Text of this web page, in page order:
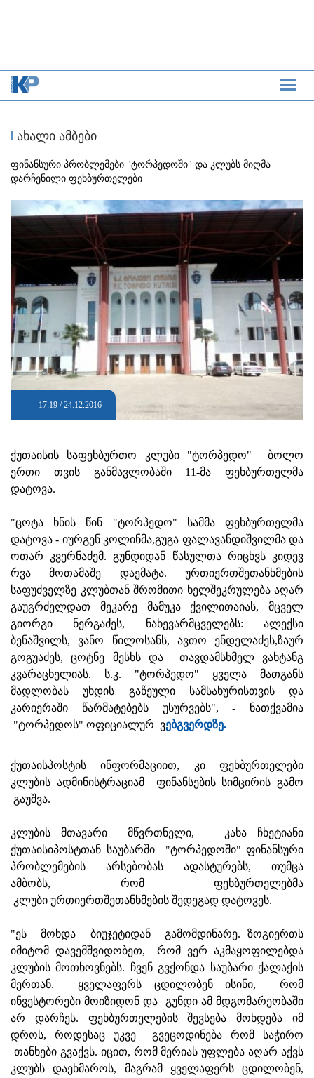
ახალი ამბები
ფინანსური პრობლემები "ტორპედოში" და კლუბს მიღმა
დარჩენილი ფეხბურთელები
17:19 / 24.12.2016
ქუთაისის საფეხბურთო კლუბი "ტორპედო" ბოლო
ერთი თვის განმავლობაში 11-მა ფეხბურთელმა
დატოვა.
"ცოტა ხნის წინ "ტორპედო" სამმა ფეხბურთელმა
დატოვა - იურგენ კოლინმა,გუგა ფალავანდიშვილმა და
ოთარ კვერნაძემ. გუნდიდან წასულთა რიცხვს კიდევ
რვა მოთამაშე დაემატა. ურთიერთშეთანხმების
საფუძველზე კლუბთან შრომითი ხელშეკრულება აღარ
გაუგრძელდათ მეკარე მამუკა ქვილითაიას, მცველ
გიორგი ნერგაძეს, ნახევარმცველებს: ალექსი
ბენაშვილს, ვანო წილოსანს, ავთო ენდელაძეს,ზაურ
გოგუაძეს, ცოტნე მესხს და თავდამსხმელ ვახტანგ
კვარაცხელიას. ს.კ. "ტორპედო" ყველა მათგანს
მადლობას უხდის გაწეული სამსახურისთვის და
კარიერაში წარმატებებს უსურვებს", - ნათქვამია
"ტორპედოს" ოფიციალურ ვებგვერდზე.
ქუთაისპოსტის ინფორმაციით, კი ფეხბურთელები
კლუბის ადმინისტრაციამ ფინანსების სიმცირის გამო
გაუშვა.
კლუბის მთავარი მწვრთნელი, კახა ჩხეტიანი
ქუთაისიპოსტთან საუბარში "ტორპედოში" ფინანსური
პრობლემების არსებობას ადასტურებს, თუმცა
ამბობს, რომ ფეხბურთელებმა
კლუბი ურთიერთშეთანხმების შედეგად დატოვეს.
"ეს მოხდა ბიუჯეტიდან გამომდინარე. ზოგიერთს
იმიტომ დავემშვიდობეთ, რომ ვერ აკმაყოფილებდა
კლუბის მოთხოვნებს. ჩვენ გვქონდა საუბარი ქალაქის
მერთან. ყველაფერს ცდილობენ ისინი, რომ
ინვესტორები მოიზიდონ და გუნდი ამ მდგომარეობაში
არ დარჩეს. ფეხბურთელების შევსება მოხდება იმ
დროს, როდესაც უკვე გვეცოდინება რომ საჭირო
თანხები გვაქვს. იცით, რომ მერიას უფლება აღარ აქვს
კლუბს დაეხმაროს, მაგრამ ყველაფერს ცდილობენ,